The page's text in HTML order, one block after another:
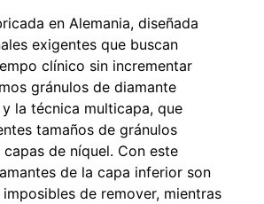
en Alemania, diseñada
exigentes que buscan
clínico sin incrementar
gránulos de diamante
la técnica multicapa, que
tamaños de gránulos
de níquel. Con este
de la capa inferior son
de remover, mientras